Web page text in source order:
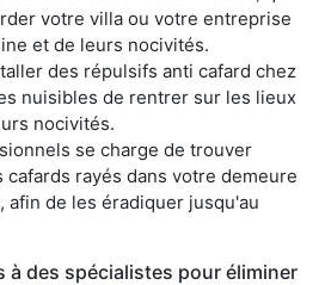
votre villa ou votre entreprise
et de leurs nocivités.
des répulsifs anti cafard chez
nuisibles de rentrer sur les lieux
nocivités.
se charge de trouver
rayés dans votre demeure
de les éradiquer jusqu'au
à des spécialistes pour éliminer